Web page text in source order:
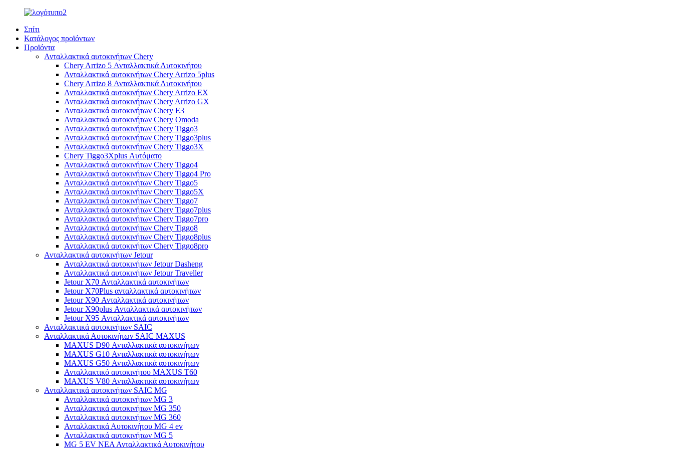
Σπίτι
Κατάλογος προϊόντων
Προϊόντα
Ανταλλακτικά αυτοκινήτων Chery
Chery Arrizo 5 Ανταλλακτικά Αυτοκινήτου
Ανταλλακτικά αυτοκινήτων Chery Arrizo 5plus
Chery Arrizo 8 Ανταλλακτικά Αυτοκινήτου
Ανταλλακτικά αυτοκινήτων Chery Arrizo EX
Ανταλλακτικά αυτοκινήτων Chery Arrizo GX
Ανταλλακτικά αυτοκινήτων Chery E3
Ανταλλακτικά αυτοκινήτων Chery Omoda
Ανταλλακτικά αυτοκινήτων Chery Tiggo3
Ανταλλακτικά αυτοκινήτων Chery Tiggo3plus
Ανταλλακτικά αυτοκινήτων Chery Tiggo3X
Chery Tiggo3Xplus Αυτόματο
Ανταλλακτικά αυτοκινήτων Chery Tiggo4
Ανταλλακτικά αυτοκινήτων Chery Tiggo4 Pro
Ανταλλακτικά αυτοκινήτων Chery Tiggo5
Ανταλλακτικά αυτοκινήτων Chery Tiggo5X
Ανταλλακτικά αυτοκινήτων Chery Tiggo7
Ανταλλακτικά αυτοκινήτων Chery Tiggo7plus
Ανταλλακτικά αυτοκινήτων Chery Tiggo7pro
Ανταλλακτικά αυτοκινήτων Chery Tiggo8
Ανταλλακτικά αυτοκινήτων Chery Tiggo8plus
Ανταλλακτικά αυτοκινήτων Chery Tiggo8pro
Ανταλλακτικά αυτοκινήτων Jetour
Ανταλλακτικά αυτοκινήτων Jetour Dasheng
Ανταλλακτικά αυτοκινήτων Jetour Traveller
Jetour X70 Ανταλλακτικά αυτοκινήτων
Jetour X70Plus ανταλλακτικά αυτοκινήτων
Jetour X90 Ανταλλακτικά αυτοκινήτων
Jetour X90plus Ανταλλακτικά αυτοκινήτων
Jetour X95 Ανταλλακτικά αυτοκινήτων
Ανταλλακτικά αυτοκινήτων SAIC
Ανταλλακτικά Αυτοκινήτων SAIC MAXUS
MAXUS D90 Ανταλλακτικά αυτοκινήτων
MAXUS G10 Ανταλλακτικά αυτοκινήτων
MAXUS G50 Ανταλλακτικά αυτοκινήτων
Ανταλλακτικό αυτοκινήτου MAXUS T60
MAXUS V80 Ανταλλακτικά αυτοκινήτων
Ανταλλακτικά αυτοκινήτων SAIC MG
Ανταλλακτικά αυτοκινήτων MG 3
Ανταλλακτικά αυτοκινήτων MG 350
Ανταλλακτικά αυτοκινήτων MG 360
Ανταλλακτικά Αυτοκινήτου MG 4 ev
Ανταλλακτικά αυτοκινήτων MG 5
MG 5 EV ΝΕΑ Ανταλλακτικά Αυτοκινήτου